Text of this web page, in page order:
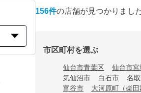
156件の店舗が見つかりまし
市区町村を選ぶ
仙台市青葉区 仙台市
気仙沼市
白石市 名
富谷市
大河原町（柴田